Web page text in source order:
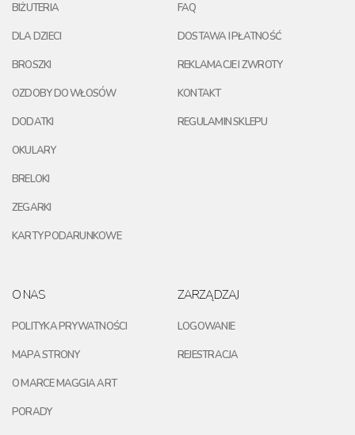
BIŻUTERIA
DLA DZIECI
BROSZKI
OZDOBY DO WŁOSÓW
DODATKI
OKULARY
BRELOKI
ZEGARKI
KARTY PODARUNKOWE
FAQ
DOSTAWA I PŁATNOŚĆ
REKLAMACJE I ZWROTY
KONTAKT
REGULAMIN SKLEPU
O NAS
POLITYKA PRYWATNOŚCI
MAPA STRONY
O MARCE MAGGIA ART
PORADY
ZARZĄDZAJ
LOGOWANIE
REJESTRACJA